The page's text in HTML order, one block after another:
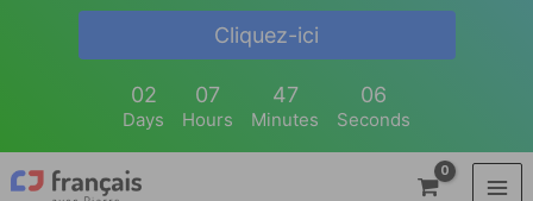
Cliquez-ici
02
Days
07
Hours
47
Minutes
05
Seconds